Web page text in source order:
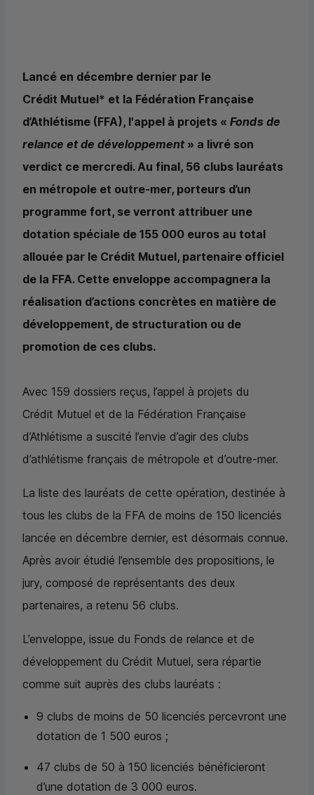
Lancé en décembre dernier par le
Crédit Mutuel* et la Fédération Française
d’Athlétisme (FFA), l'appel à projets « Fonds de
relance et de développement» a livré son
verdict ce mercredi. Au final, 56 clubs lauréats
en métropole et outre-mer, porteurs d’un
programme fort, se verront attribuer une
dotation spéciale de 155 000 euros au total
allouée par le Crédit Mutuel, partenaire officiel
de la FFA. Cette enveloppe accompagnera la
réalisation d’actions concrètes en matière de
développement, de structuration ou de
promotion de ces clubs.
Avec 159 dossiers reçus, l’appel à projets du
Crédit Mutuel et de la Fédération Française
d’Athlétisme a suscité l’envie d’agir des clubs
d’athlétisme français de métropole et d’outre-mer.
La liste des lauréats de cette opération, destinée à
tous les clubs de la FFA de moins de 150 licenciés
lancée en décembre dernier, est désormais connue.
Après avoir étudié l’ensemble des propositions, le
jury, composé de représentants des deux
partenaires, a retenu 56 clubs.
L’enveloppe, issue du Fonds de relance et de
développement du Crédit Mutuel, sera répartie
comme suit auprès des clubs lauréats :
9 clubs de moins de 50 licenciés percevront une
dotation de 1 500 euros ;
47 clubs de 50 à 150 licenciés bénéficieront
d’une dotation de 3 000 euros.